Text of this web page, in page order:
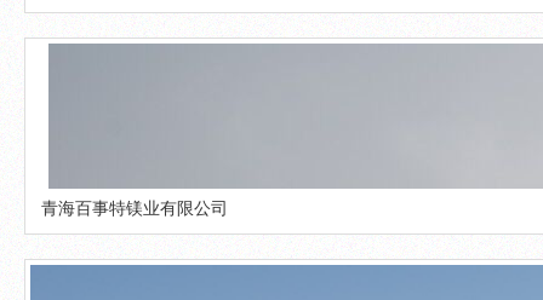
青海百事特镁业有限公司